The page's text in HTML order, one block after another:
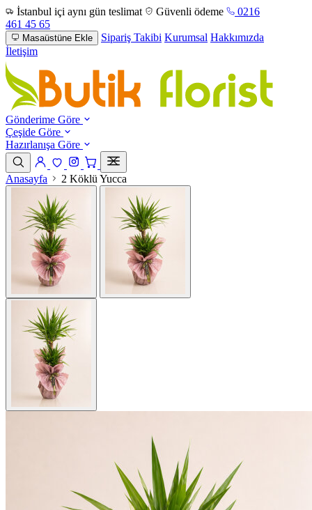
İstanbul içi aynı gün teslimat Güvenli ödeme
0216
461 45 65
Masaüstüne Ekle Sipariş Takibi Kurumsal Hakkımızda
İletişim
Gönderime Göre
Çeşide Göre
Hazırlanışa Göre
Anasayfa 2 Köklü Yucca